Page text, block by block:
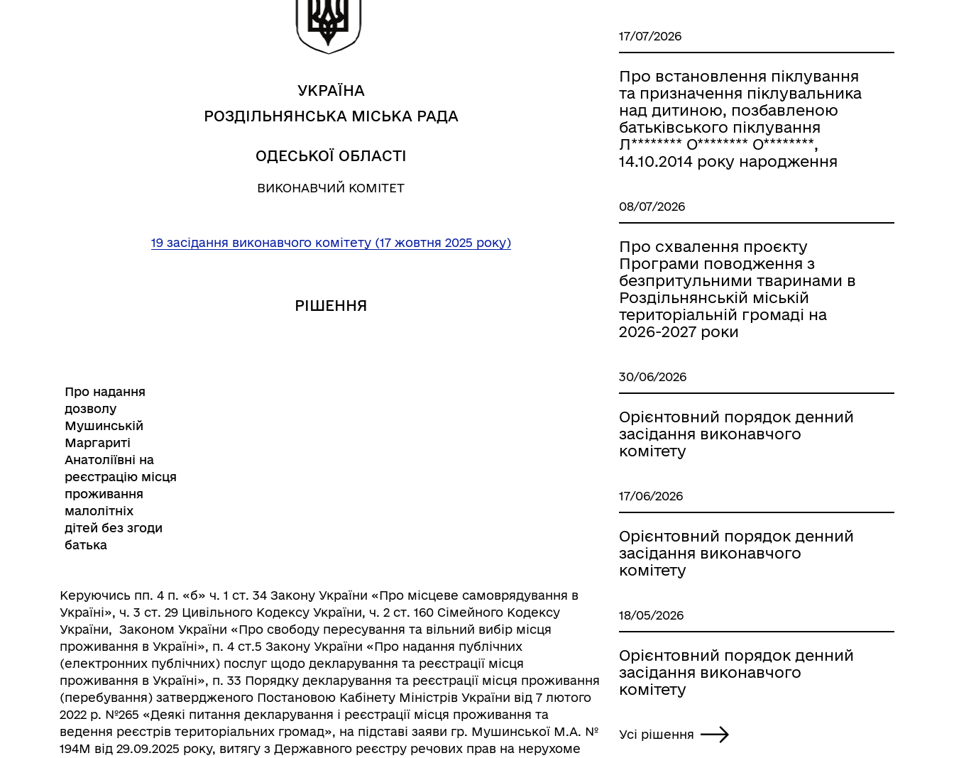
Графіки прийому громадян
Колегіальні органи (ради,
робочі групи, комісії)
Радіаційний фон
ветеранам та їхнім родинам
Електронна черга в ТЦК
УКРАЇНА
РОЗДІЛЬНЯНСЬКА МІСЬКА РАДА
ОДЕСЬКОЇ ОБЛАСТІ
ВИКОНАВЧИЙ КОМІТЕТ
19 засідання виконавчого комітету (17 жовтня 2025 року)
РІШЕННЯ
Про надання
дозволу
Мушинській
Маргариті
Анатоліївні на
реєстрацію місця
проживання
малолітніх
дітей без згоди
батька
Керуючись пп. 4 п. «б» ч. 1 ст. 34 Закону України «Про місцеве самоврядування в
Україні», ч. 3 ст. 29 Цивільного Кодексу України, ч. 2 ст. 160 Сімейного Кодексу
України, Законом України «Про свободу пересування та вільний вибір місця
проживання в Україні», п. 4 ст.5 Закону України «Про надання публічних
(електронних публічних) послуг щодо декларування та реєстрації місця
проживання в Україні», п. 33 Порядку декларування та реєстрації місця проживання
(перебування) затвердженого Постановою Кабінету Міністрів України від 7 лютого
2022 р. №265 «Деякі питання декларування і реєстрації місця проживання та
ведення реєстрів територіальних громад», на підставі заяви гр. Мушинської М.А. №
194М від 29.09.2025 року, витягу з Державного реєстру речових прав на нерухоме
17/07/2026
Про встановлення піклування
та призначення піклувальника
над дитиною, позбавленою
батьківського піклування
Л******** О******** О********,
14.10.2014 року народження
08/07/2026
Про схвалення проєкту
Програми поводження з
безпритульними тваринами в
Роздільнянській міській
територіальній громаді на
2026-2027 роки
30/06/2026
Орієнтовний порядок денний
засідання виконавчого
комітету
17/06/2026
Орієнтовний порядок денний
засідання виконавчого
комітету
18/05/2026
Орієнтовний порядок денний
засідання виконавчого
комітету
Усі рішення